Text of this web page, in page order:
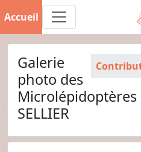
Accueil
Galerie
photo des
Microlépidoptères
SELLIER